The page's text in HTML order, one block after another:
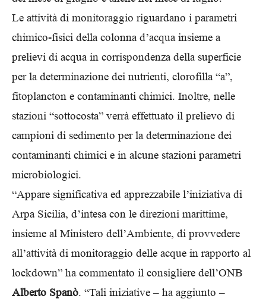
Le attività di monitoraggio riguardano i parametri
chimico-fisici della colonna d’acqua insieme a
prelievi di acqua in corrispondenza della superficie
per la determinazione dei nutrienti, clorofilla “a”,
fitoplancton e contaminanti chimici. Inoltre, nelle
stazioni “sottocosta” verrà effettuato il prelievo di
campioni di sedimento per la determinazione dei
contaminanti chimici e in alcune stazioni parametri
microbiologici.
“Appare significativa ed apprezzabile l’iniziativa di
Arpa Sicilia, d’intesa con le direzioni marittime,
insieme al Ministero dell’Ambiente, di provvedere
all’attività di monitoraggio delle acque in rapporto al
lockdown” ha commentato il consigliere dell’ONB
Alberto Spanò. “Tali iniziative – ha aggiunto –